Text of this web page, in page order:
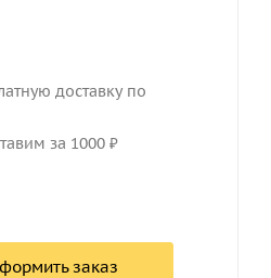
доставку по
за 1000 ₽
заказ